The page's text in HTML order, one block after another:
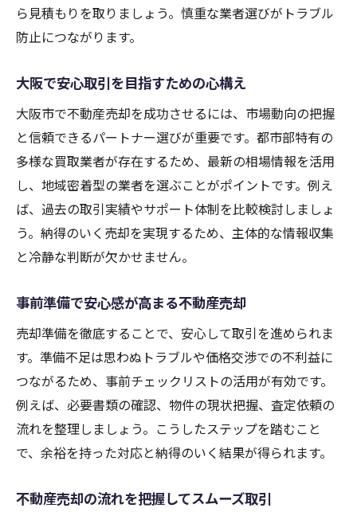
ら見積もりを取りましょう。慎重な業者選びがトラブル
防止につながります。
大阪で安心取引を目指すための心構え
大阪市で不動産売却を成功させるには、市場動向の把握
と信頼できるパートナー選びが重要です。都市部特有の
多様な買取業者が存在するため、最新の相場情報を活用
し、地域密着型の業者を選ぶことがポイントです。例え
ば、過去の取引実績やサポート体制を比較検討しましょ
う。納得のいく売却を実現するため、主体的な情報収集
と冷静な判断が欠かせません。
事前準備で安心感が高まる不動産売却
売却準備を徹底することで、安心して取引を進められま
す。準備不足は思わぬトラブルや価格交渉での不利益に
つながるため、事前チェックリストの活用が有効です。
例えば、必要書類の確認、物件の現状把握、査定依頼の
流れを整理しましょう。こうしたステップを踏むこと
で、余裕を持った対応と納得のいく結果が得られます。
不動産売却の流れを把握してスムーズ取引